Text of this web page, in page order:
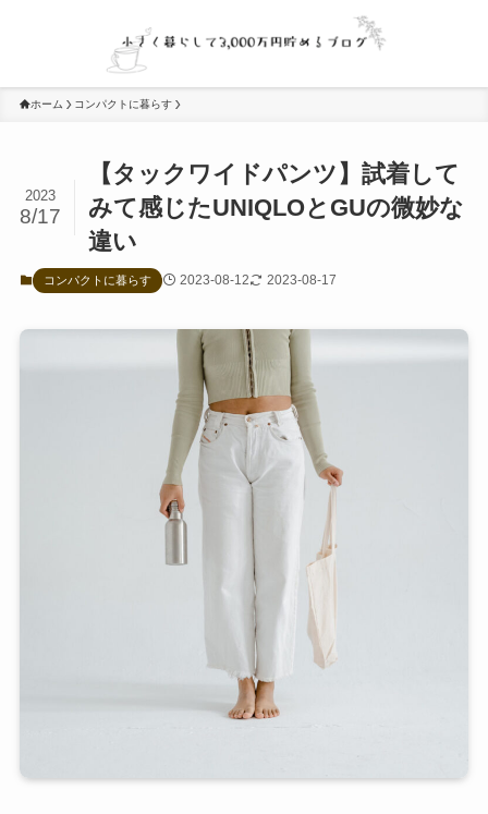
ホーム コンパクトに暮らす
【タックワイドパンツ】試着して
みて感じたUNIQLOとGUの微妙な
違い
2023
8/17
コンパクトに暮らす 2023-08-12 2023-08-17